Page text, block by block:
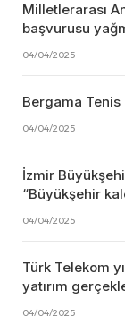
Milletlerarası
başvurusu
04/04/2025
Bergama Tenis
04/04/2025
İzmir
“Büyükşehir
04/04/2025
Türk Telekom
yatırım
04/04/2025